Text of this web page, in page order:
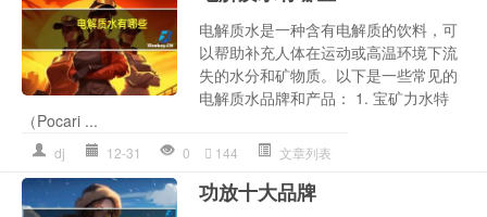
电解质水是一种含有电解质的饮料，可
以帮助补充人体在运动或高温环境下流
失的水分和矿物质。以下是一些常见的
电解质水品牌和产品： 1. 宝矿力水特
（Pocari ...
dj 12-31 0 144 文章列表
功放十大品牌